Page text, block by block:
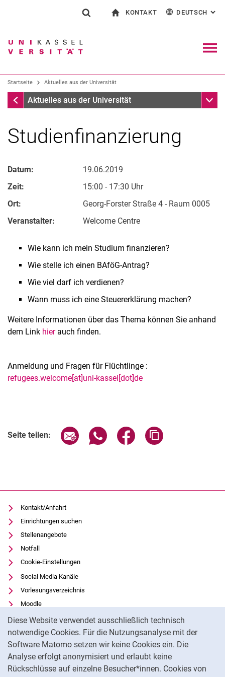
Diese Website verwendet ausschließlich technisch
notwendige Cookies. Für die Nutzungsanalyse mit der
Software Matomo setzen wir keine Cookies ein. Die
Analyse erfolgt anonymisiert und erlaubt keine
Rückschlüsse auf einzelne Besucher*innen. Cookies von
Springe direkt zu: Inhalt
Springe direkt zu: Suche
Springe direkt zu:
Suchen (öffnet externen Link in einem
KONTAKT
Kontakt für Presse und Öffentlichkeit
Einrichtungen suchen
DEUTSCH :
Startseite Aktuelles aus der Universität
Startseite
Aktuelles aus der Universität
Studienfinanzierung
Datum:
19.06.2019
Zeit:
15:00 - 17:30 Uhr
Ort:
Georg-Forster Straße 4 - Raum 0005
Veranstalter:
Welcome Centre
Wie kann ich mein Studium finanzieren?
Wie stelle ich einen BAföG-Antrag?
Wie viel darf ich verdienen?
Wann muss ich eine Steuererklärung machen?
Weitere Informationen über das Thema können Sie anhand
dem Link hier auch finden.
Anmeldung und Fragen für Flüchtlinge :
refugees.welcome[at]uni-kassel[dot]de
Seite teilen: Seite über E-Mail teilen
Seite über WhatsApp teilen
Seite über Facebook
Kontakt/Anfahrt
Einrichtungen suchen
Stellenangebote
Notfall
Cookie-Einstellungen
Social Media Kanäle
Vorlesungsverzeichnis
Moodle
Panopto
Universitätsbibliothek
Datenschutz
Barrierefreiheit
Transparenter KI-Einsatz